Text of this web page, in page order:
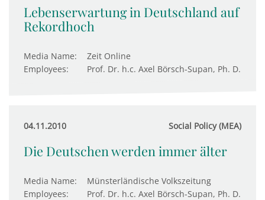
Lebenserwartung in Deutschland auf
Rekordhoch
Media Name:
Zeit Online
Employees:
Prof. Dr. h.c. Axel Börsch-Supan, Ph. D.
04.11.2010 Social Policy (MEA)
Die Deutschen werden immer älter
Media Name:
Münsterländische Volkszeitung
Employees:
Prof. Dr. h.c. Axel Börsch-Supan, Ph. D.